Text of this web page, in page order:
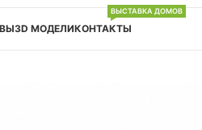
3D МОДЕЛИКОНТАКТЫ
ВЫСТАВКА ДОМОВ